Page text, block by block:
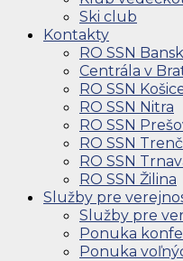
Ski club
Kontakty
RO SSN
Centrála v
RO SSN
RO SSN Nitra
RO SSN
RO SSN
RO SSN
RO SSN Žilina
Služby pre
Služby pre
Ponuka
Ponuka